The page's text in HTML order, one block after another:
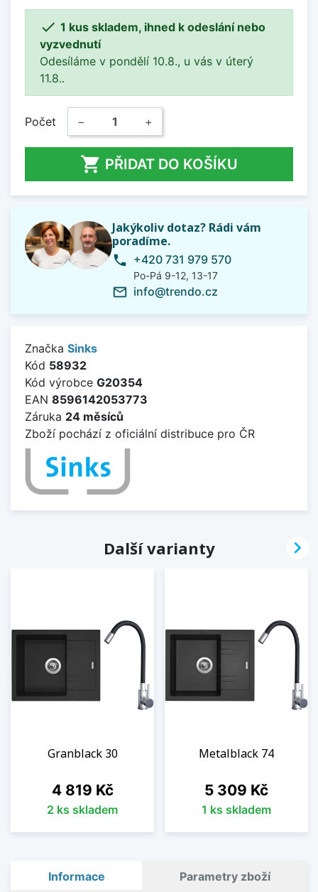
 1 kus skladem, ihned k odeslání nebo
vyzvednutí
Odesíláme v pondělí 10.8., u vás v úterý
11.8..
Počet − +
 PŘIDAT DO KOŠÍKU
Jakýkoliv dotaz? Rádi vám
poradíme.
phone +420 731 979 570
Po-Pá 9-12, 13-17
mail_outline info@trendo.cz
Značka Sinks
Kód 58932
Kód výrobce G20354
EAN 8596142053773
Záruka 24 měsíců
Zboží pochází z oficiální distribuce pro ČR
Další varianty
Granblack 30
Cena
4 819 Kč
2 ks skladem
Metalblack 74
Cena
5 309 Kč
1 ks skladem

Informace Parametry zboží